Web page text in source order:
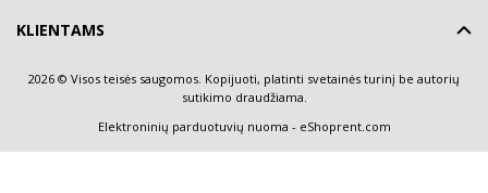
KLIENTAMS
2026 © Visos teisės saugomos. Kopijuoti, platinti svetainės turinį be autorių
sutikimo draudžiama.
Elektroninių parduotuvių nuoma - eShoprent.com